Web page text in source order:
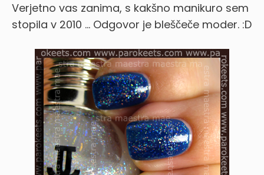
Verjetno vas zanima, s kakšno manikuro sem
stopila v 2010 … Odgovor je bleščeče moder. :D